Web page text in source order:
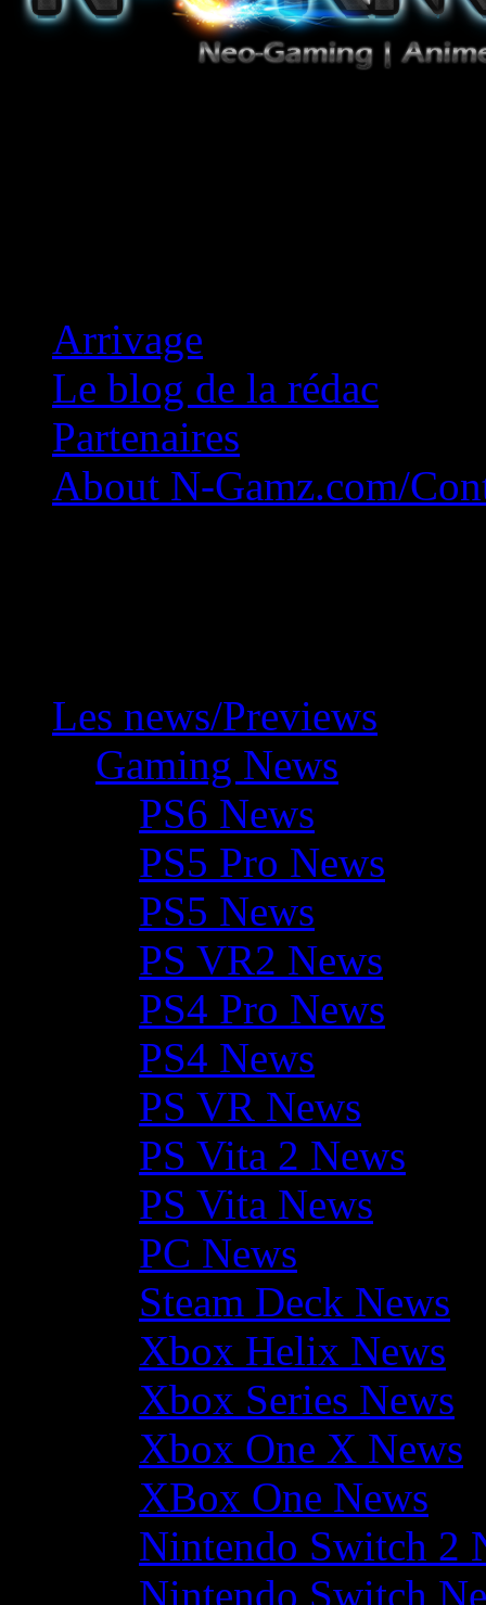
Arrivage
Le blog de la rédac
Partenaires
About N-Gamz.com/
Les news/Previews
Gaming News
PS6 News
PS5 Pro News
PS5 News
PS VR2 News
PS4 Pro News
PS4 News
PS VR News
PS Vita 2 News
PS Vita News
PC News
Steam Deck News
Xbox Helix News
Xbox Series News
Xbox One X News
XBox One News
Nintendo Switch 2
Nintendo Switch